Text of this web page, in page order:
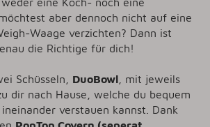
aber dennoch nicht auf eine
Waage verzichten? Dann ist
die Richtige für dich!
Schüsseln, DuoBowl , mit jeweils
dir nach Hause, welche du bequem
verstauen kannst. Dank